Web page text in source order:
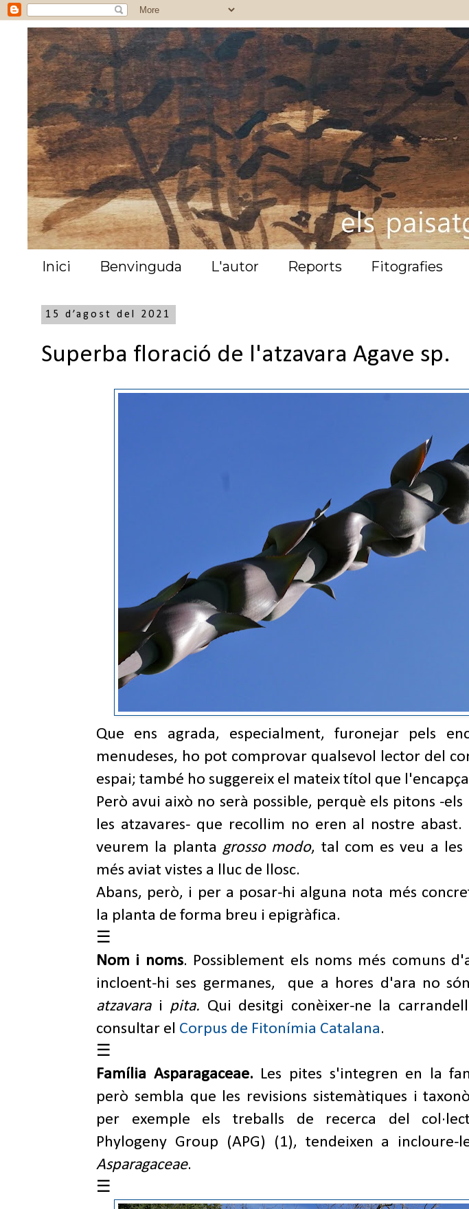
Inici Benvinguda L'autor Reports Fitografies
15 d’agost del 2021
Superba floració de l'atzavara Agave sp.
Que ens agrada, especialment, furonejar pels
menudeses, ho pot comprovar qualsevol lector del
espai; també ho suggereix el mateix títol que
Però avui això no serà possible, perquè els pitons -
les atzavares- que recollim no eren al nostre abast.
veurem la planta grosso modo, tal com es veu a les
més aviat vistes a lluc de llosc.
Abans, però, i per a posar-hi alguna nota més
la planta de forma breu i epigràfica.
☰
Nom i noms. Possiblement els noms més comuns
incloent-hi ses germanes, que a hores d'ara no
atzavara i pita. Qui desitgi conèixer-ne la
consultar el Corpus de Fitonímia Catalana.
☰
Família Asparagaceae. Les pites s'integren en la
però sembla que les revisions sistemàtiques i
per exemple els treballs de recerca del
Phylogeny Group (APG) (1), tendeixen a incloure-
Asparagaceae.
☰